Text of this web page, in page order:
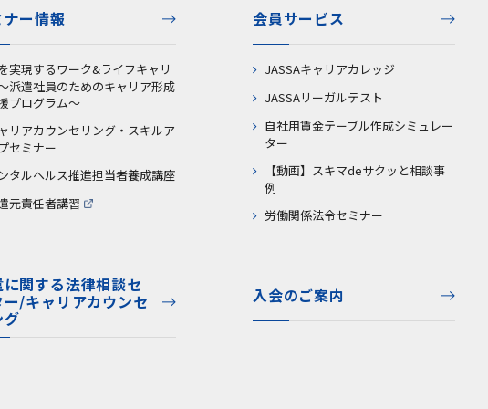
ナー情報
実現するワーク&ライフキャリ
派遣社員のためのキャリア形成
プログラム～
リアカウンセリング・スキルア
セミナー
タルヘルス推進担当者養成講座
元責任者講習
会員サービス
JASSAキャリアカレッジ
JASSAリーガルテスト
自社用賃金テーブル作成シミュレー
ター
【動画】スキマdeサクッと相談事
例
労働関係法令セミナー
に関する法律相談セ
ー/キャリアカウンセ
グ
入会のご案内